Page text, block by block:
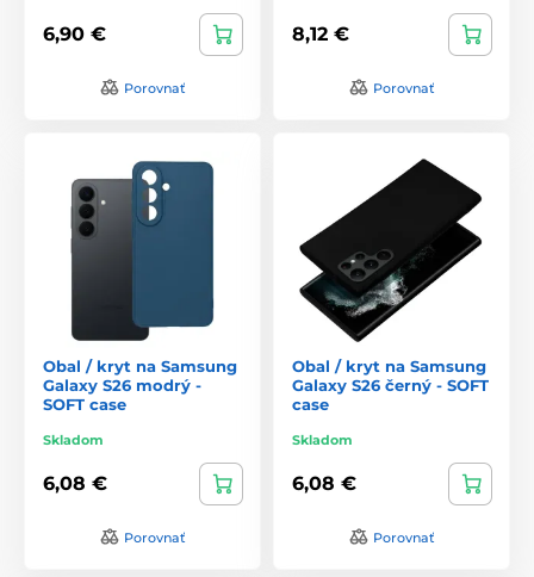
6,90 €
Porovnať
8,12 €
Porovnať
Obal / kryt na Samsung
Galaxy S26 modrý -
SOFT case
Skladom
6,08 €
Porovnať
Obal / kryt na Samsung
Galaxy S26 černý - SOFT
case
Skladom
6,08 €
Porovnať